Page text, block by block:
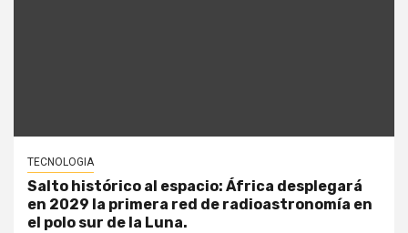
TECNOLOGIA
Salto histórico al espacio: África desplegará
en 2029 la primera red de radioastronomía en
el polo sur de la Luna.